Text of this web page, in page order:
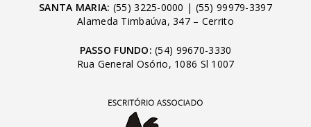
SANTA MARIA: (55) 3225-0000 | (55) 99979-3397
Alameda Timbaúva, 347 – Cerrito
PASSO FUNDO: (54) 99670-3330
Rua General Osório, 1086 Sl 1007